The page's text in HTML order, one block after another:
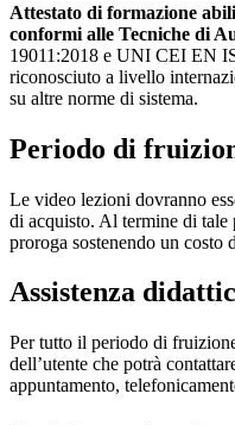
Attestato di formazione
conformi alle Tecniche di
19011:2018 e UNI CEI EN
riconosciuto a livello
su altre norme di sistema.
Periodo di
Le video lezioni dovranno
di acquisto. Al termine di tale
proroga sostenendo un
Assistenza
Per tutto il periodo di
dell’utente che potrà
appuntamento,